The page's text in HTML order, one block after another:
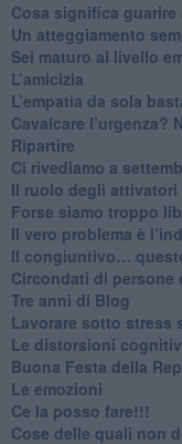
Cosa significa
​Un atteggiamento
​Sei maturo al livello
​L’amicizia
​L’empatia da sola
​Cavalcare l’urgenza?
Ripartire
​Ci rivediamo a
​Il ruolo degli attivatori
​Forse siamo troppo
​Il vero problema è
​Il congiuntivo…
​Circondati di
​Tre anni di Blog
​Lavorare sotto stress
​Le distorsioni
​Buona Festa della
Le emozioni
​Ce la posso fare!!!
​Cose delle quali non